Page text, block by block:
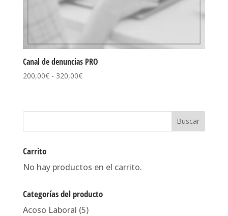
Canal de denuncias PRO
200,00€ - 320,00€Rango
desde
hasta
Carrito
No hay productos en el carrito.
Categorías del producto
Acoso Laboral (5)